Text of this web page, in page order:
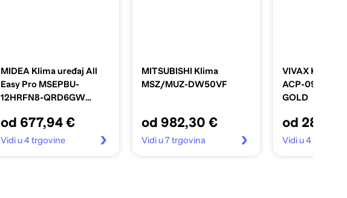
MIDEA Klima uređaj All
Easy Pro MSEPBU-
12HRFN8-QRD6GW
QRD6GW(GA), 3,5 kW
od 677,94 €
Vidi u 4 trgovine
MITSUBISHI Klima
MSZ/MUZ-DW50VF
od 982,30 €
Vidi u 7 trgovina
VIVAX Klima
ACP-
GOLD
od 281,37
Vidi u 4 trgovine